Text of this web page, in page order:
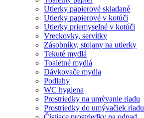
Utierky papierové skladané
Utierky papierové v kotúči
Utierky priemyselné v kotúči
Vreckovky, servítky
Zásobníky, stojany na utierky
Tekuté mydlá
Toaletné mydlá
Dávkovače mydla
Podlahy
WC hygiena
Prostriedky na umývanie riadu
Prostriedky do umývačiek riadu